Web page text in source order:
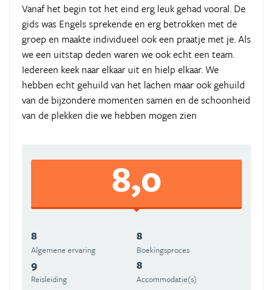
Vanaf het begin tot het eind erg leuk gehad vooral. De
gids was Engels sprekende en erg betrokken met de
groep en maakte individueel ook een praatje met je. Als
we een uitstap deden waren we ook echt een team.
Iedereen keek naar elkaar uit en hielp elkaar. We
hebben echt gehuild van het lachen maar ook gehuild
van de bijzondere momenten samen en de schoonheid
van de plekken die we hebben mogen zien
8,0
8
Algemene ervaring
8
Boekingsproces
9
Reisleiding
8
Accommodatie(s)